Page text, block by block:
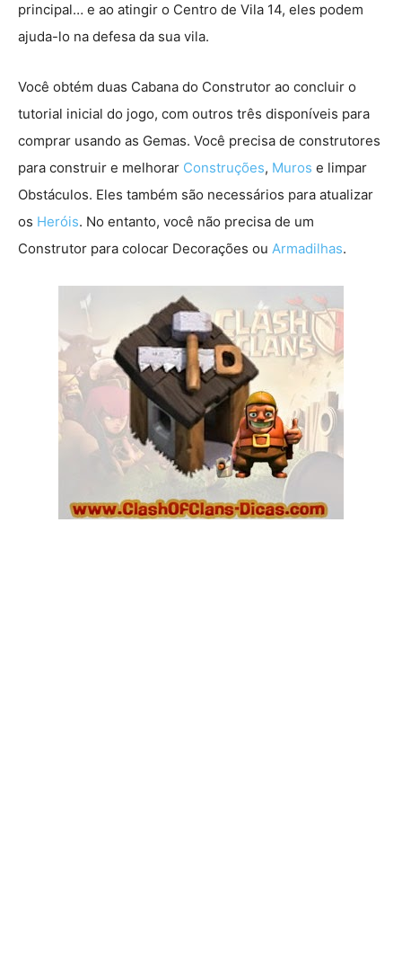
principal… e ao atingir o Centro de Vila 14, eles podem
ajuda-lo na defesa da sua vila.
Você obtém duas Cabana do Construtor ao concluir o
tutorial inicial do jogo, com outros três disponíveis para
comprar usando as Gemas. Você precisa de construtores
para construir e melhorar Construções, Muros e limpar
Obstáculos. Eles também são necessários para atualizar
os Heróis. No entanto, você não precisa de um
Construtor para colocar Decorações ou Armadilhas.